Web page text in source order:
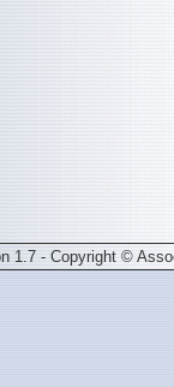
1.7 - Copyright ©